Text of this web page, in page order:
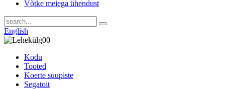
Võtke meiega ühendust
English
Kodu
Tooted
Koerte suupiste
Segatoit